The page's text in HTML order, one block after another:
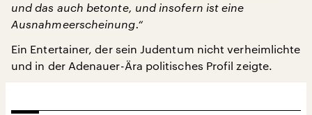
und das auch betonte, und insofern ist eine
Ausnahmeerscheinung.“
Ein Entertainer, der sein Judentum nicht verheimlichte
und in der Adenauer-Ära politisches Profil zeigte.